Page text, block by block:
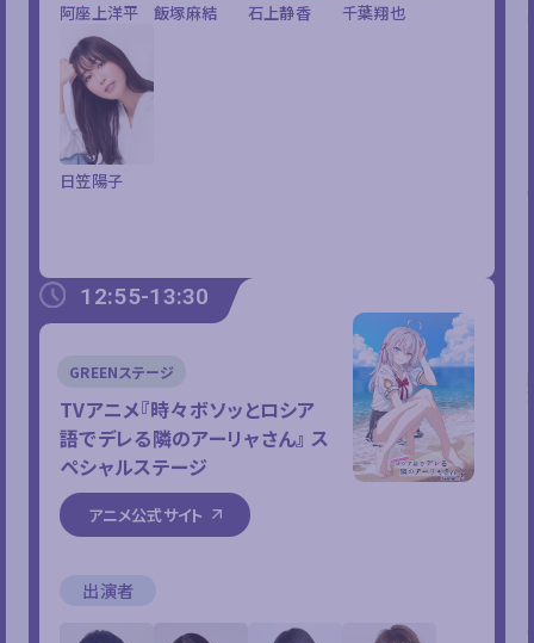
阿座上洋平 飯塚麻結 石上静香 千葉翔也
日笠陽子
12:55-13:30
GREENステージ
TVアニメ『時々ボソッとロシア
語でデレる隣のアーリャさん』 ス
ペシャルステージ
アニメ公式サイト
出演者